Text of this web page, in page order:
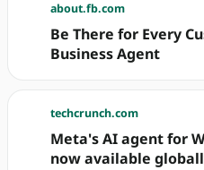
about.fb.com
Be There for Every
Business Agent
techcrunch.com
Meta's AI agent for
now available